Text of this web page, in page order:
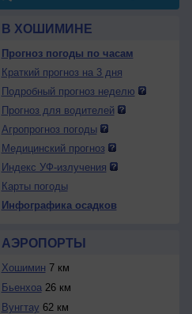
В ХОШИМИНЕ
Прогноз погоды по часам
Краткий прогноз на 3 дня
Подробный прогноз неделю
Прогноз для водителей
Агропрогноз погоды
Медицинский прогноз
Индекс УФ-излучения
Карты погоды
Инфографика осадков
АЭРОПОРТЫ
Хошимин 7 км
Бьенхоа26 км
Вунгтау 62 км